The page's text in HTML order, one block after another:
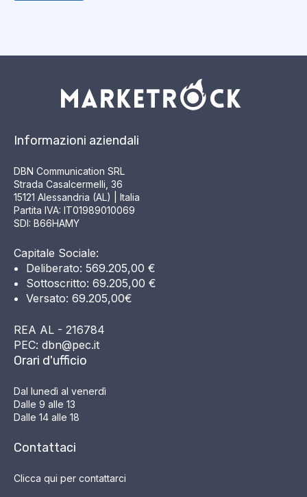
Informazioni aziendali
DBN Communication SRL
Strada Casalcermelli, 36
15121 Alessandria (AL) | Italia
Partita IVA: IT01989010069
SDI: B66HAMY
Capitale Sociale:
Deliberato: 569.205,00 €
Sottoscritto: 69.205,00 €
Versato: 69.205,00€
REA AL - 216784
PEC: dbn@pec.it
Orari d'ufficio
Dal lunedì al venerdì
Dalle 9 alle 13
Dalle 14 alle 18
Contattaci
Clicca qui per contattarci